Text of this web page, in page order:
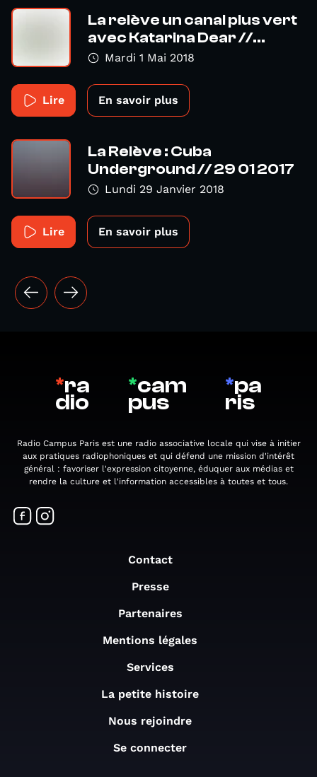
La relève un canal plus vert
avec Katarina Dear //...
Mardi 1 Mai 2018
Lire En savoir plus
La Relève : Cuba
Underground // 29 01 2017
Lundi 29 Janvier 2018
Lire En savoir plus
*ra
dio
*cam
pus
*pa
ris
Radio Campus Paris est une radio associative locale qui vise à initier
aux pratiques radiophoniques et qui défend une mission d'intérêt
général : favoriser l'expression citoyenne, éduquer aux médias et
rendre la culture et l'information accessibles à toutes et tous.
Contact
Presse
Partenaires
Mentions légales
Services
La petite histoire
Nous rejoindre
Se connecter